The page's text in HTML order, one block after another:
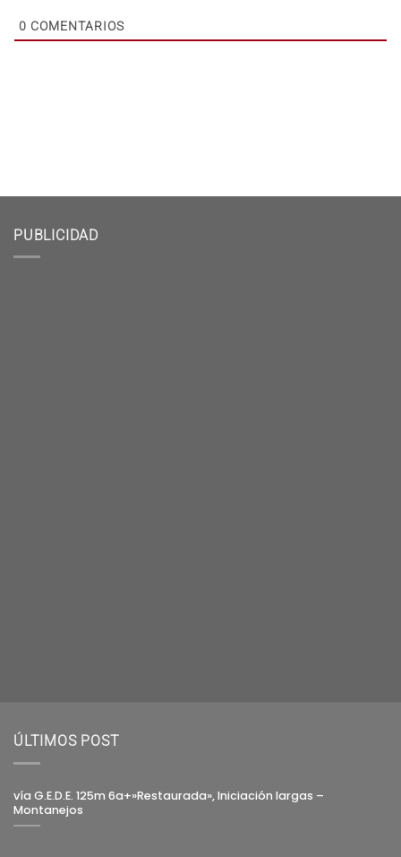
0 COMENTARIOS
PUBLICIDAD
ÚLTIMOS POST
vía G.E.D.E. 125m 6a+»Restaurada», Iniciación largas –
Montanejos